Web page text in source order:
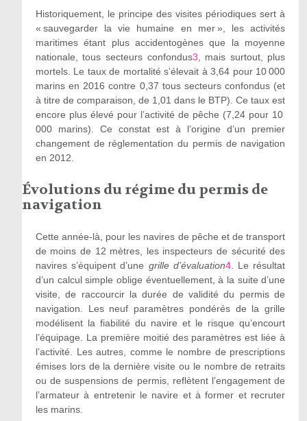
Historiquement, le principe des visites périodiques sert à
« sauvegarder la vie humaine en mer », les activités
maritimes étant plus accidentogènes que la moyenne
nationale, tous secteurs confondus3, mais surtout, plus
mortels. Le taux de mortalité s’élevait à 3,64 pour 10 000
marins en 2016 contre 0,37 tous secteurs confondus (et
à titre de comparaison, de 1,01 dans le BTP). Ce taux est
encore plus élevé pour l’activité de pêche (7,24 pour 10
000 marins). Ce constat est à l’origine d’un premier
changement de réglementation du permis de navigation
en 2012.
Évolutions du régime du permis de
navigation
Cette année-là, pour les navires de pêche et de transport
de moins de 12 mètres, les inspecteurs de sécurité des
navires s’équipent d’une grille d’évaluation4. Le résultat
d’un calcul simple oblige éventuellement, à la suite d’une
visite, de raccourcir la durée de validité du permis de
navigation. Les neuf paramètres pondérés de la grille
modélisent la fiabilité du navire et le risque qu’encourt
l’équipage. La première moitié des paramètres est liée à
l’activité. Les autres, comme le nombre de prescriptions
émises lors de la dernière visite ou le nombre de retraits
ou de suspensions de permis, reflètent l’engagement de
l’armateur à entretenir le navire et à former et recruter
les marins.